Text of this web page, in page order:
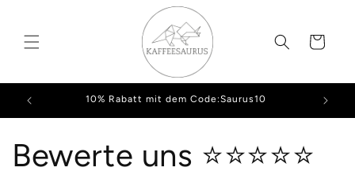
Inhalt
Warenkorb
10% Rabatt mit dem Code:Saurus10
Bewerte uns ⭐️⭐️⭐️⭐️⭐️